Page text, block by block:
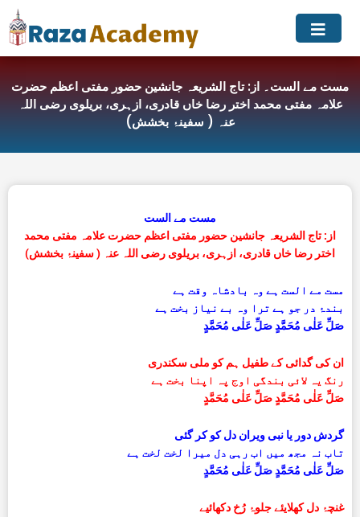
Skip
to
content
مست مے الست۔ از: تاج الشریعہ جانشین حضور مفتی اعظم حضرت
علامہ مفتی محمد اختر رضا خاں قادری، ازہری، بریلوی رضی اللہ
عنہ ( سفینۂ بخشش)
مست مے الست
از: تاج الشریعہ جانشین حضور مفتی اعظم حضرت علامہ مفتی محمد
اختر رضا خاں قادری، ازہری، بریلوی رضی اللہ عنہ ( سفینۂ بخشش)
مست مے الست ہے وہ بادشاہ وقت ہے
بندۂ در جو ہے ترا وہ بے نیاز بخت ہے
صَلِّ عَلٰی مُحَمَّدٍ صَلِّ عَلٰی مُحَمَّدٍ
ان کی گدائی کے طفیل ہم کو ملی سکندری
رنگ یہ لائی بندگی اوج پہ اپنا بخت ہے
صَلِّ عَلٰی مُحَمَّدٍ صَلِّ عَلٰی مُحَمَّدٍ
گردش دور یا نبی ویران دل کو کر گئی
تاب نہ مجھ میں اب رہی دل میرا لخت لخت ہے
صَلِّ عَلٰی مُحَمَّدٍ صَلِّ عَلٰی مُحَمَّدٍ
غنچۂ دل کھلایئے جلوۂ رُخ دکھائیے